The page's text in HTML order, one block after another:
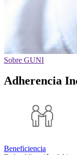
Sobre GUNI
Adherencia
Beneficiencia